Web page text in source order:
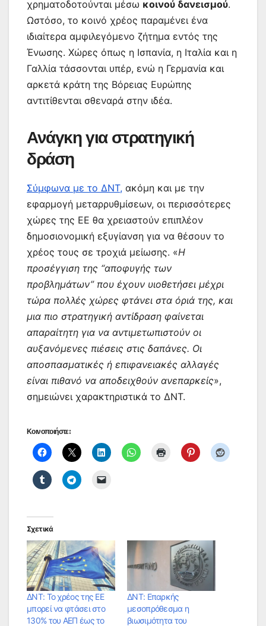
χρηματοδοτούνται μέσω κοινού δανεισμού.
Ωστόσο, το κοινό χρέος παραμένει ένα
ιδιαίτερα αμφιλεγόμενο ζήτημα εντός της
Ένωσης. Χώρες όπως η Ισπανία, η Ιταλία και η
Γαλλία τάσσονται υπέρ, ενώ η Γερμανία και
αρκετά κράτη της Βόρειας Ευρώπης
αντιτίθενται σθεναρά στην ιδέα.
Ανάγκη για στρατηγική
δράση
Σύμφωνα με το ΔΝΤ, ακόμη και με την
εφαρμογή μεταρρυθμίσεων, οι περισσότερες
χώρες της ΕΕ θα χρειαστούν επιπλέον
δημοσιονομική εξυγίανση για να θέσουν το
χρέος τους σε τροχιά μείωσης. «Η
προσέγγιση της “αποφυγής των
προβλημάτων” που έχουν υιοθετήσει μέχρι
τώρα πολλές χώρες φτάνει στα όριά της, και
μια πιο στρατηγική αντίδραση φαίνεται
απαραίτητη για να αντιμετωπιστούν οι
αυξανόμενες πιέσεις στις δαπάνες. Οι
αποσπασματικές ή επιφανειακές αλλαγές
είναι πιθανό να αποδειχθούν ανεπαρκείς»,
σημειώνει χαρακτηριστικά το ΔΝΤ.
Κοινοποιήστε:
Σχετικά
ΔΝΤ: Το χρέος της ΕΕ
μπορεί να φτάσει στο
130% του ΑΕΠ έως το
ΔΝΤ: Επαρκής
μεσοπρόθεσμα η
βιωσιμότητα του